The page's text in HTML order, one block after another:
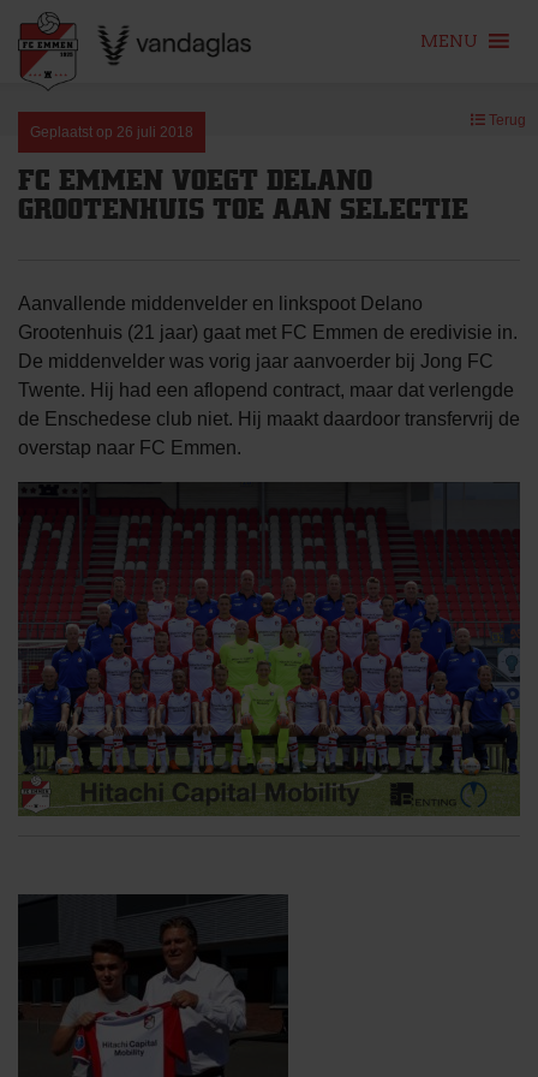
content
MENU
Geplaatst op 26 juli 2018
Terug
FC EMMEN VOEGT DELANO
GROOTENHUIS TOE AAN SELECTIE
Aanvallende middenvelder en linkspoot Delano
Grootenhuis (21 jaar) gaat met FC Emmen de eredivisie in.
De middenvelder was vorig jaar aanvoerder bij Jong FC
Twente. Hij had een aflopend contract, maar dat verlengde
de Enschedese club niet. Hij maakt daardoor transfervrij de
overstap naar FC Emmen.